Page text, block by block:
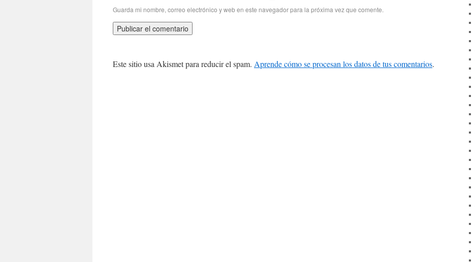
Guarda mi nombre, correo electrónico y web en este navegador para la próxima vez que comente.
Este sitio usa Akismet para reducir el spam. Aprende cómo se procesan los datos de tus comentarios.